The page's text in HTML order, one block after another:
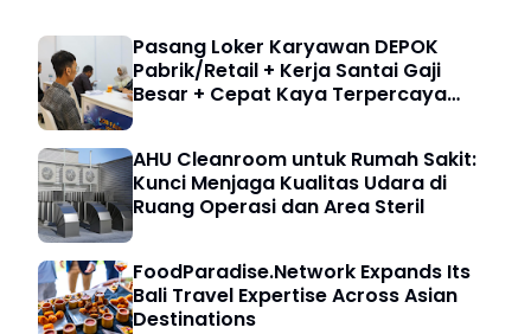
Pasang Loker Karyawan DEPOK
Pabrik/Retail + Kerja Santai Gaji
Besar + Cepat Kaya Terpercaya
AHU Cleanroom untuk Rumah Sakit:
Kunci Menjaga Kualitas Udara di
Ruang Operasi dan Area Steril
FoodParadise.Network Expands Its
Bali Travel Expertise Across Asian
Destinations